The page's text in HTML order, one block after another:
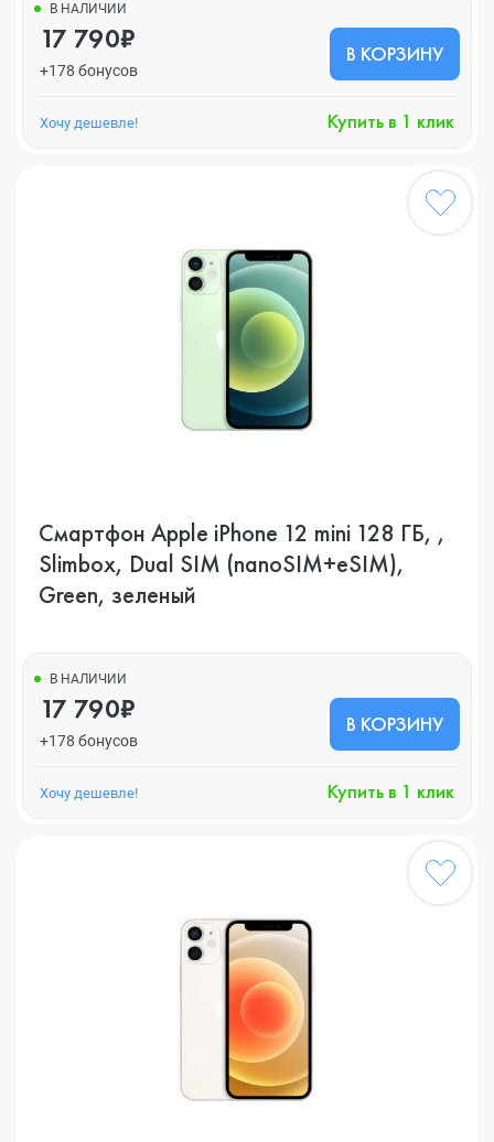
В НАЛИЧИИ
17 790₽
+178 бонусов
В КОРЗИНУ
Хочу дешевле! Купить в 1 клик
Смартфон Apple iPhone 12 mini 128 ГБ, ,
Slimbox, Dual SIM (nanoSIM+eSIM),
Green, зеленый
В НАЛИЧИИ
17 790₽
+178 бонусов
В КОРЗИНУ
Хочу дешевле! Купить в 1 клик